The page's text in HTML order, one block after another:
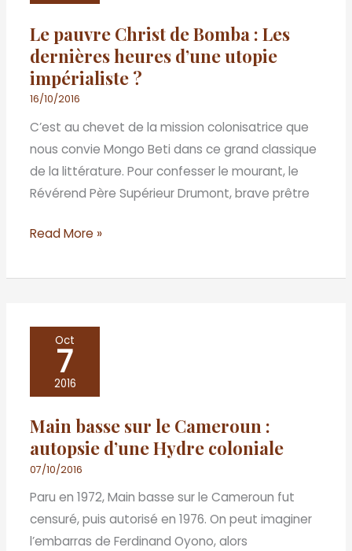
Le pauvre Christ de Bomba : Les
dernières heures d’une utopie
impérialiste ?
16/10/2016
C’est au chevet de la mission colonisatrice que
nous convie Mongo Beti dans ce grand classique
de la littérature. Pour confesser le mourant, le
Révérend Père Supérieur Drumont, brave prêtre
Bomba
:
Les
dernières
heures
d’une
utopie
impérialiste
Read More »
Oct
7
2016
Main basse sur le Cameroun :
autopsie d’une Hydre coloniale
07/10/2016
Paru en 1972, Main basse sur le Cameroun fut
censuré, puis autorisé en 1976. On peut imaginer
l’embarras de Ferdinand Oyono, alors
Main
basse
Cameroun
:
autopsie
d’une
Hydre
coloniale